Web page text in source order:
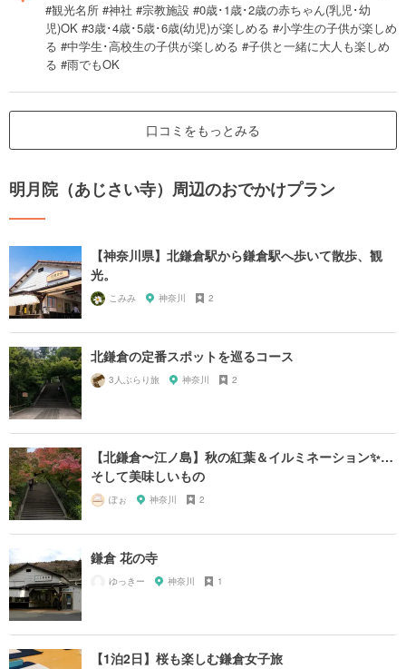
#観光名所 #神社 #宗教施設 #0歳･1歳･2歳の赤ちゃん(乳児･幼
児)OK #3歳･4歳･5歳･6歳(幼児)が楽しめる #小学生の子供が楽しめ
る #中学生･高校生の子供が楽しめる #子供と一緒に大人も楽しめ
る #雨でもOK
口コミをもっとみる
明月院（あじさい寺）周辺のおでかけプラン
【神奈川県】北鎌倉駅から鎌倉駅へ歩いて散歩、観
光。
こみみ 神奈川 2
北鎌倉の定番スポットを巡るコース
3人ぶらり旅 神奈川 2
【北鎌倉〜江ノ島】秋の紅葉＆イルミネーション✨…
そして美味しいもの
ぽぉ 神奈川 2
鎌倉 花の寺
ゆっきー 神奈川 1
【1泊2日】桜も楽しむ鎌倉女子旅